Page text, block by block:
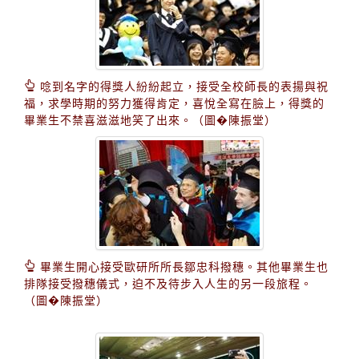
唸到名字的得獎人紛紛起立，接受全校師長的表揚與祝
福，求學時期的努力獲得肯定，喜悅全寫在臉上，得獎的
畢業生不禁喜滋滋地笑了出來。（圖�陳振堂）
畢業生開心接受歐研所所長鄒忠科撥穗。其他畢業生也
排隊接受撥穗儀式，迫不及待步入人生的另一段旅程。
（圖�陳振堂）